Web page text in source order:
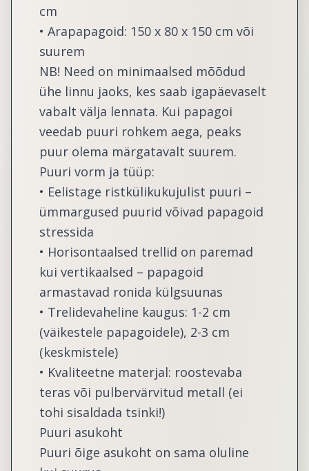
cm
• Arapapagoid: 150 x 80 x 150 cm või
suurem
NB! Need on minimaalsed mõõdud
ühe linnu jaoks, kes saab igapäevaselt
vabalt välja lennata. Kui papagoi
veedab puuri rohkem aega, peaks
puur olema märgatavalt suurem.
Puuri vorm ja tüüp:
• Eelistage ristkülikukujulist puuri –
ümmargused puurid võivad papagoid
stressida
• Horisontaalsed trellid on paremad
kui vertikaalsed – papagoid
armastavad ronida külgsuunas
• Trelidevaheline kaugus: 1-2 cm
(väikestele papagoidele), 2-3 cm
(keskmistele)
• Kvaliteetne materjal: roostevaba
teras või pulbervärvitud metall (ei
tohi sisaldada tsinki!)
Puuri asukoht
Puuri õige asukoht on sama oluline